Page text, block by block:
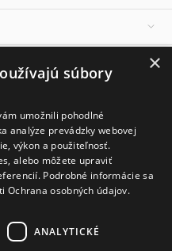
×
súbory
umožnili pohodlné
analýze prevádzky webovej
výkon a použiteľnosť.
alebo môžete upraviť
Podrobné informácie sa
Ochrana osobných údajov.
ANALYTICKÉ